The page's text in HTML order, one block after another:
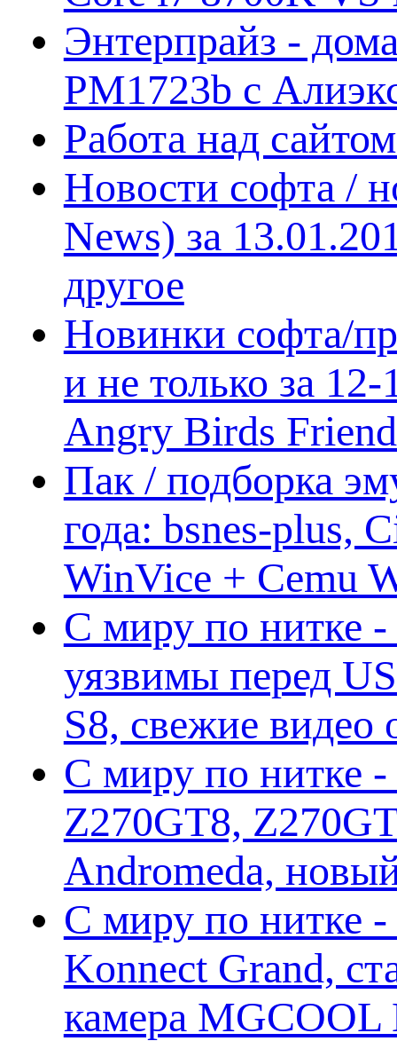
Энтерпрайз -
PM1723b с
Работа над
Новости софта /
News) за
другое
Новинки софта/
и не только за
Angry Birds
Пак / подборка
года: bsnes-plus,
WinVice + Cemu
С миру по нитке
уязвимы перед
S8, свежие
С миру по нитке -
Z270GT8,
Andromeda,
С миру по нитке -
Konnect Grand,
камера MGCOOL